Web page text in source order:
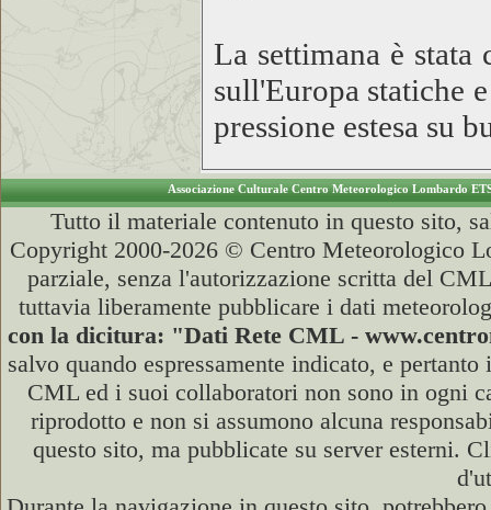
La settimana è
sull'Europa statiche
pressione estesa su
Associazione Culturale Centro Meteorologico Lombardo
Tutto il materiale contenuto in questo sito,
Copyright 2000-2026 © Centro Meteorologico
parziale, senza l'autorizzazione scritta del
tuttavia liberamente pubblicare i dati
con la dicitura: "Dati Rete CML -
salvo quando espressamente indicato, e
CML ed i suoi collaboratori non sono in ogni
riprodotto e non si assumono alcuna
questo sito, ma pubblicate su server esterni.